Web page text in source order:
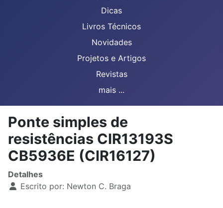
Dicas
Livros Técnicos
Novidades
Projetos e Artigos
Revistas
mais ...
Ponte simples de
resistências CIR13193S
CB5936E (CIR16127)
Detalhes
Escrito por: Newton C. Braga